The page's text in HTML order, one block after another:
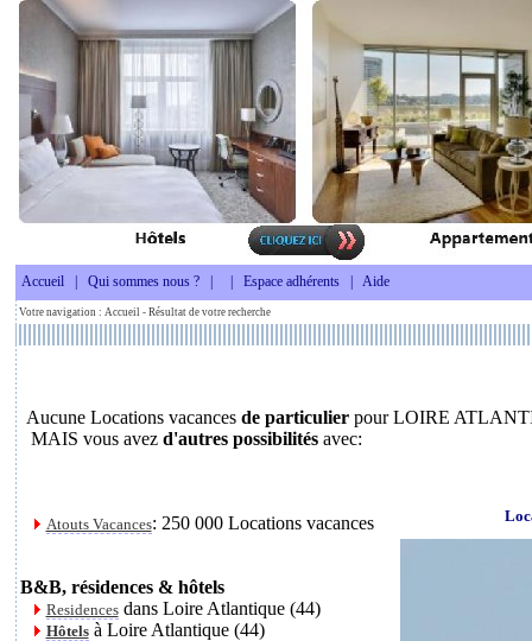
Accueil| Qui sommes nous ?| Espace adhérents| Aide
Votre navigation : Accueil- Résultat de votre recherche
Aucune Locations vacances de particulierpour LOIRE
MAIS vous avez d'autres possibilitésavec:
Atouts Vacances: 250 000 Locations vacances
B&B, résidences & hôtels
Residencesdans Loire Atlantique (44)
Hôtelsà Loire Atlantique (44)